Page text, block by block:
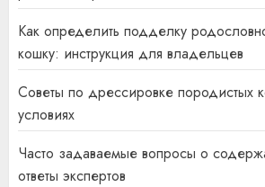
Как определить подделку
кошку: инструкция для владельцев
Советы по дрессировке породистых
условиях
Часто задаваемые вопросы о
ответы экспертов